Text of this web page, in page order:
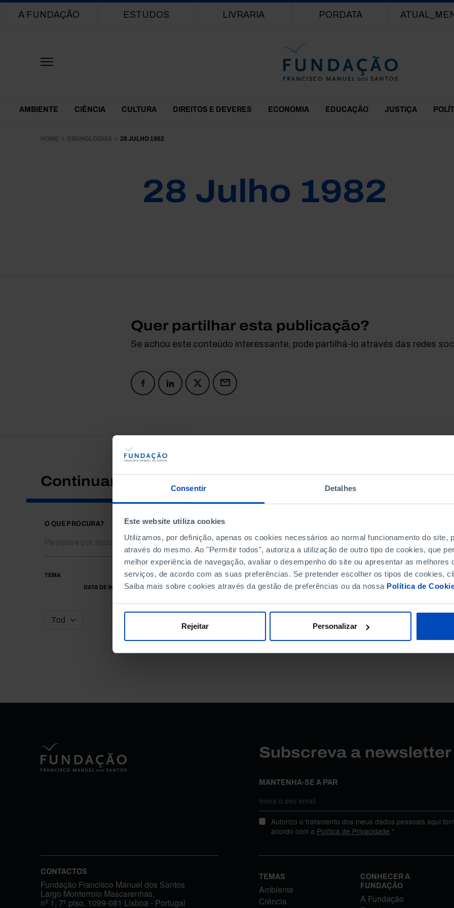
Consentir Detalhes
Este website utiliza cookies
Utilizamos, por definição, apenas os cookies necessários ao normal funcionamento do site,
através do mesmo. Ao "Permitir todos", autoriza a utilização de outro tipo de cookies, que
melhor experiência de navegação, avaliar o desempenho do site ou apresentar as melhores
serviços, de acordo com as suas preferências. Se pretender escolher os tipos de cookies,
Saiba mais sobre cookies através da gestão de preferências ou da nossa Política de
Rejeitar Personalizar
Main navigation
A FUNDAÇÃO ESTUDOS LIVRARIA PORDATA
Themes Menu
AMBIENTE CIÊNCIA CULTURA DIREITOS E DEVERES ECONOMIA EDUCAÇÃO JUSTIÇA
HOME CRONOLOGIAS 28 JULHO 1982
28 Julho 1982
Quer partilhar esta publicação?
Se achou este conteúdo interessante, pode partilhá-lo através das redes
Continuar a pesquisar
O QUE PROCURA?
TEMA
DATA DE INÍCIO
DATA DE FIM
Subscreva a
MANTENHA-SE A PAR
Autorizo o tratamento dos meus dados pessoais aqui
acordo com a Política de Privacidade.*
CONTACTOS
Fundação Francisco Manuel dos Santos
Largo Monterroio Mascarenhas,
nº 1, 7º piso, 1099-081 Lisboa - Portugal
TEMAS
Ambiente
Ciência
CONHECER A
FUNDAÇÃO
A Fundação